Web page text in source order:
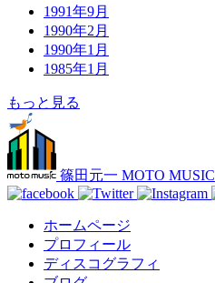
1991年9月
1990年2月
1990年1月
1985年1月
もっと見る
篠田元一 MOTO MUSIC
ホームページ
プロフィール
ディスコグラフィ